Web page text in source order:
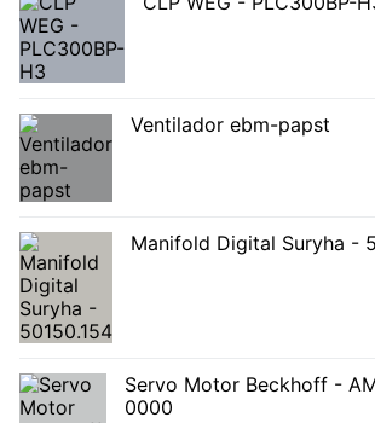
Ventilador ebm-papst
Manifold Digital Suryha -
Servo Motor Beckhoff -
0000